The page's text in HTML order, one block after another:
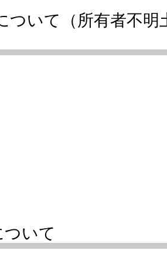
ついて（所有者不明
ついて